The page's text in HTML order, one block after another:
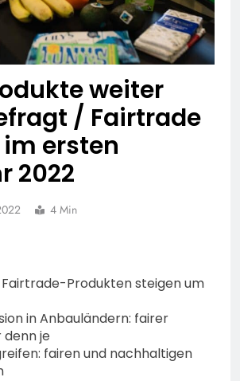
weiter
/ Fairtrade
ersten
2022
4 Min
Produkten steigen um
in Anbauländern: fairer
je
fairen und nachhaltigen